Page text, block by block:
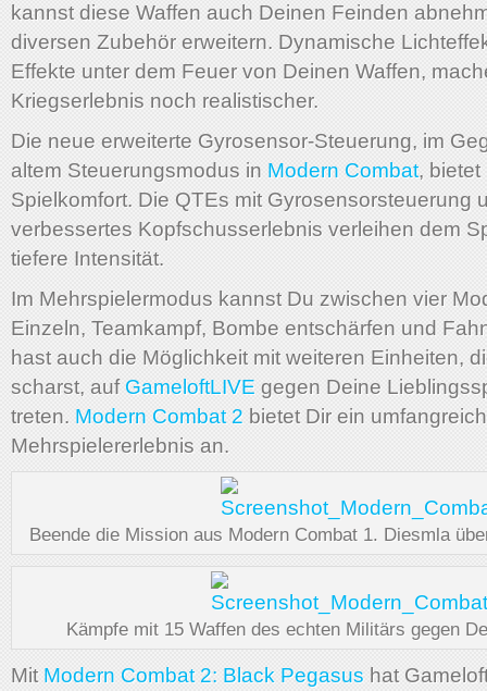
kannst diese Waffen auch Deinen Feinden
diversen Zubehör erweitern. Dynamische
Effekte unter dem Feuer von Deinen Waffen,
Kriegserlebnis noch realistischer.
Die neue erweiterte Gyrosensor-Steuerung, im
altem Steuerungsmodus in Modern Combat, bietet
Spielkomfort. Die QTEs mit Gyrosensorsteuerung
verbessertes Kopfschusserlebnis verleihen dem
tiefere Intensität.
Im Mehrspielermodus kannst Du zwischen vier
Einzeln, Teamkampf, Bombe entschärfen und
hast auch die Möglichkeit mit weiteren Einheiten,
scharst, auf GameloftLIVE gegen Deine
treten. Modern Combat 2 bietet Dir ein
Mehrspielererlebnis an.
Beende die Mission aus Modern Combat 1. Diesmla
Kämpfe mit 15 Waffen des echten Militärs gegen
Mit Modern Combat 2: Black Pegasus hat